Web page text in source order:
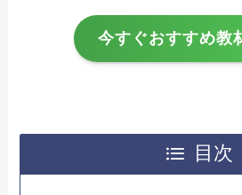
今すぐおすすめ教
目次